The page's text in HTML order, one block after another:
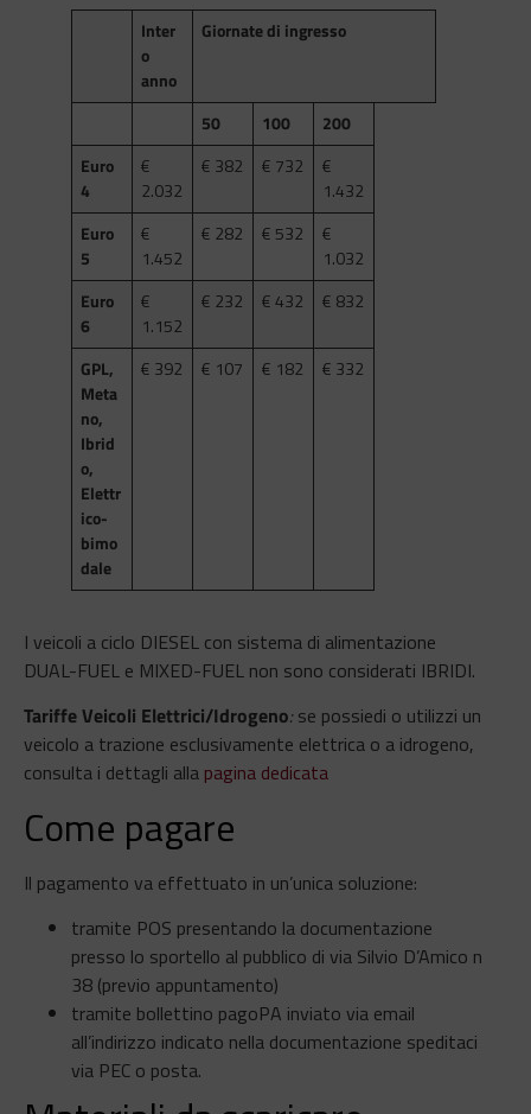
Inter
o
anno
Giornate di ingresso
50 100
200
Euro
4
€
2.032
€ 382 € 732
€
1.432
Euro
5
€
1.452
€ 282 € 532
€
1.032
Euro
6
€
1.152
€ 232 € 432 € 832
GPL,
Meta
no,
Ibrid
o,
Elettr
ico-
bimo
dale
€ 392 € 107 € 182 € 332
I veicoli a ciclo DIESEL con sistema di alimentazione
DUAL-FUEL e MIXED-FUEL non sono considerati IBRIDI.
Tariffe Veicoli Elettrici/Idrogeno:se possiedi o utilizzi un
veicolo a trazione esclusivamente elettrica o a idrogeno,
consulta i dettagli alla pagina dedicata
Come pagare
Il pagamento va effettuato in un’unica soluzione:
tramite POS presentando la documentazione
presso lo sportello al pubblico di via Silvio D’Amico n
38 (previo appuntamento)
tramite bollettino pagoPA inviato via email
all’indirizzo indicato nella documentazione speditaci
via PEC o posta.